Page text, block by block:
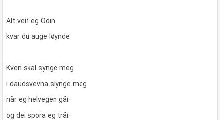
Alt veit eg Odin
kvar du auge løynde
Kven skal synge meg
i daudsvevna slynge meg
når eg helvegen går
og dei spora eg trår